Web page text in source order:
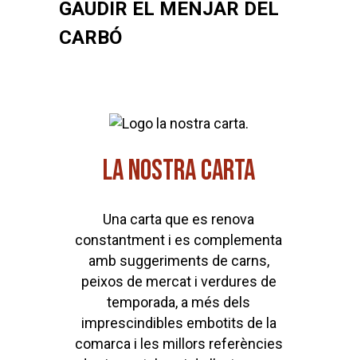
GAUDIR EL MENJAR DEL
CARBÓ
LA NOSTRA CARTA
Una carta que es renova
constantment i es complementa
amb suggeriments de carns,
peixos de mercat i verdures de
temporada, a més dels
imprescindibles embotits de la
comarca i les millors referències